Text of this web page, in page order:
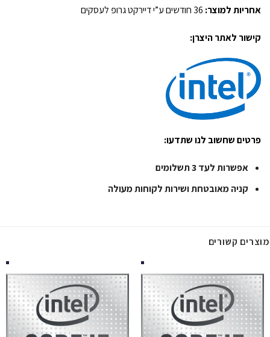
אחריות למוצר:
קישור לאתר היצרן:
פרטים שחשוב לנו שתדעו:
אפשרות לעד 3 תשלומים
קניה מאובטחת ושירות לקוחות מעולה
מוצרים קשורים